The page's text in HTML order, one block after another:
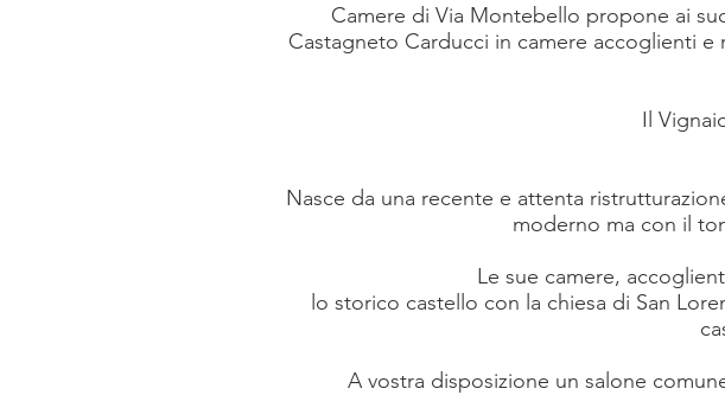
Camere di Via Montebello propone ai
Castagneto Carducci in camere accoglienti
Il
Nasce da una recente e attenta
moderno ma con il
Le sue camere,
lo storico castello con la chiesa di San
A vostra disposizione un salone